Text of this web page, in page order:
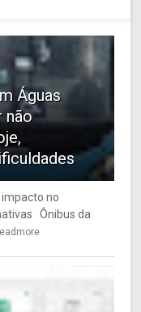
Águas
não
no
Ônibus da